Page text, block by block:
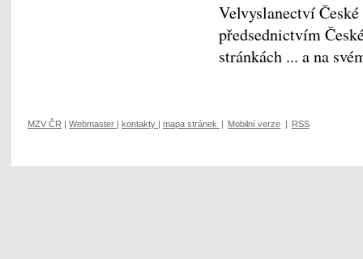
Velvyslanectví
předsednictvím
stránkách ... a na
MZV ČR | Webmaster | kontakty | mapa stránek | Mobilní verze | RSS